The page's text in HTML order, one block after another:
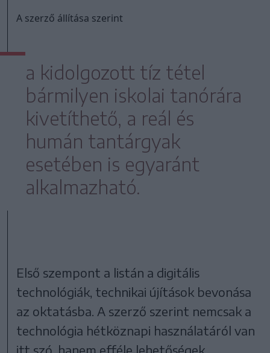
A szerző állítása szerint
a kidolgozott tíz tétel
bármilyen iskolai tanórára
kivetíthető, a reál és
humán tantárgyak
esetében is egyaránt
alkalmazható.
Első szempont a listán a digitális
technológiák, technikai újítások bevonása
az oktatásba. A szerző szerint nemcsak a
technológia hétköznapi használatáról van
itt szó, hanem efféle lehetőségek,